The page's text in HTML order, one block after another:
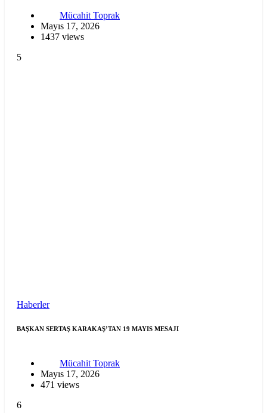
Mücahit Toprak
Mayıs 17, 2026
1437 views
5
Haberler
BAŞKAN SERTAŞ KARAKAŞ’TAN 19 MAYIS MESAJI
Mücahit Toprak
Mayıs 17, 2026
471 views
6